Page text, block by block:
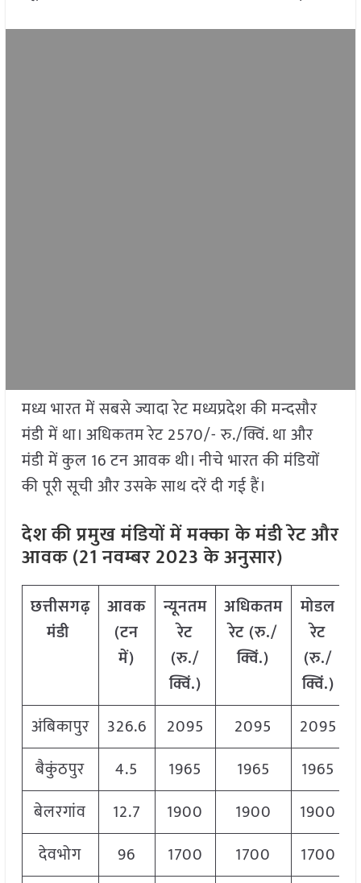
मध्य भारत में सबसे ज्यादा रेट मध्यप्रदेश की मन्दसौर
मंडी में था। अधिकतम रेट 2570/- रु./क्विं. था और
मंडी में कुल 16 टन आवक थी। नीचे भारत की मंडियों
की पूरी सूची और उसके साथ दरें दी गई हैं।
देश की प्रमुख मंडियों में मक्काके मंडी रेट और
आवक (21 नवम्बर 2023 के अनुसार)
छत्तीसगढ़
मंडी
आवक
(टन
में)
न्यूनतम
रेट
(रु./
क्विं.)
अधिकतम
रेट (रु./
क्विं.)
मोडल
रेट
(रु./
क्विं.)
अंबिकापुर
326.6 2095 2095
2095
बैकुंठपुर
4.5 1965 1965
1965
बेलरगांव
12.7 1900 1900
1900
देवभोग
96 1700 1700
1700